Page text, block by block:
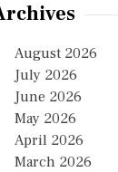
August 2026
July 2026
June 2026
May 2026
April 2026
March 2026